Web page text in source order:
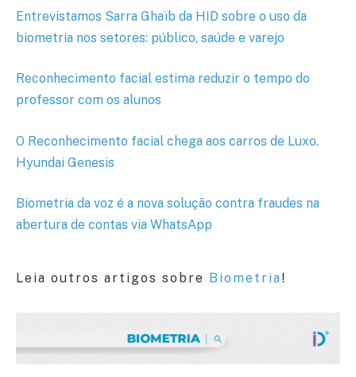
Entrevistamos Sarra Ghaïb da HID sobre o uso da
biometria nos setores: público, saúde e varejo
Reconhecimento facial estima reduzir o tempo do
professor com os alunos
O Reconhecimento facial chega aos carros de Luxo.
Hyundai Genesis
Biometria da voz é a nova solução contra fraudes na
abertura de contas via WhatsApp
Leia outros artigos sobre Biometria!